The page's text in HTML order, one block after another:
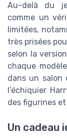
Au-delà du
comme un
limitées,
très prisées
selon la
chaque
dans un salon
l’échiquier
des figurines
Un cadeau